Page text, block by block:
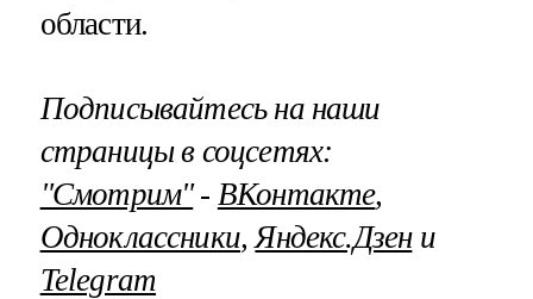
области.
Подписывайтесь на наши
страницы в соцсетях:
"Смотрим"‐ ВКонтакте,
Одноклассники,Яндекс.Дзени
Telegram